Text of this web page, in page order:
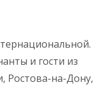
и гости из
Ростова-на-Дону,